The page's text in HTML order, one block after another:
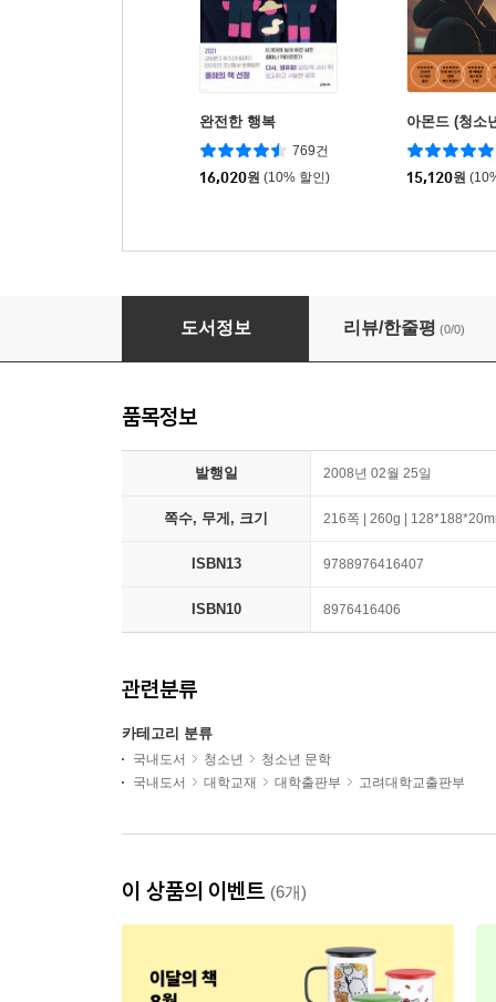
완전한 행복
769건
16,020원 (10% 할인)
아몬드 (청소
15,120원
도서정보 리뷰/한줄평 (0/0)
품목정보
발행일 2008년 02월 25일
쪽수, 무게, 크기 216쪽 | 260g |
ISBN13 9788976416407
ISBN10 8976416406
관련분류
카테고리 분류
국내도서 청소년
청소년 문학
국내도서
대학교재 대학출판부 고려대학교출판부
이 상품의 이벤트 (6개)